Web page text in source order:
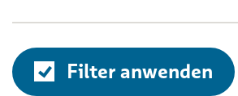
Filter anwenden